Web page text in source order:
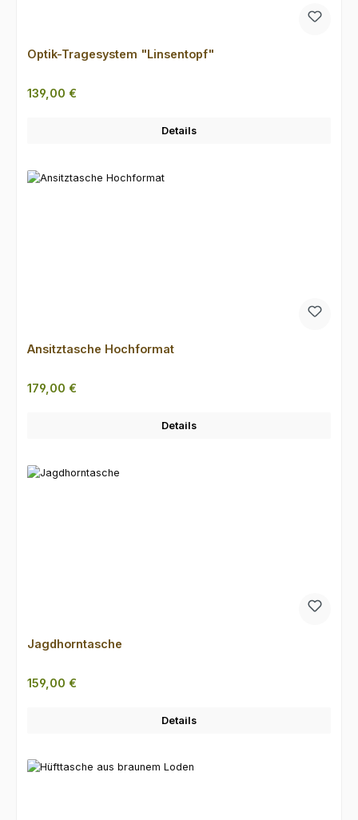
Optik-Tragesystem "Linsentopf"
Regulärer Preis:
139,00 €
Details
Ansitztasche Hochformat
Regulärer Preis:
179,00 €
Details
Jagdhorntasche
Regulärer Preis:
159,00 €
Details